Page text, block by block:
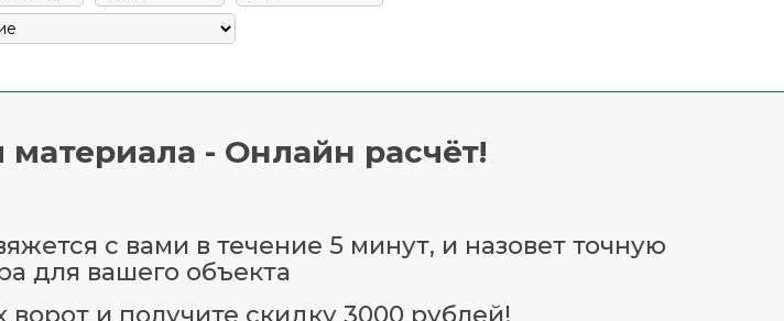
- Онлайн расчёт!
с вами в течение 5 минут, и назовет точную
для вашего объекта
ворот и получите скидку 3000 рублей!